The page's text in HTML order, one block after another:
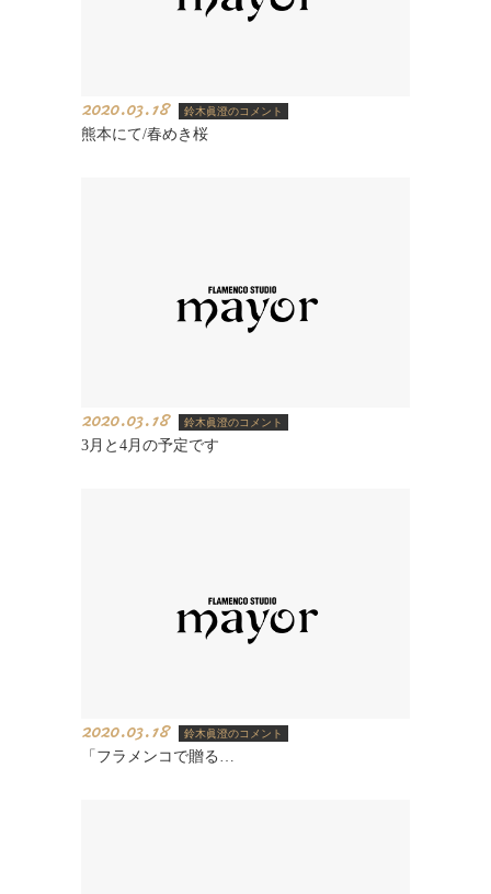
2020.03.18 鈴木眞澄のコメント
熊本にて/春めき桜
2020.03.18 鈴木眞澄のコメント
3月と4月の予定です
2020.03.18 鈴木眞澄のコメント
「フラメンコで贈る…